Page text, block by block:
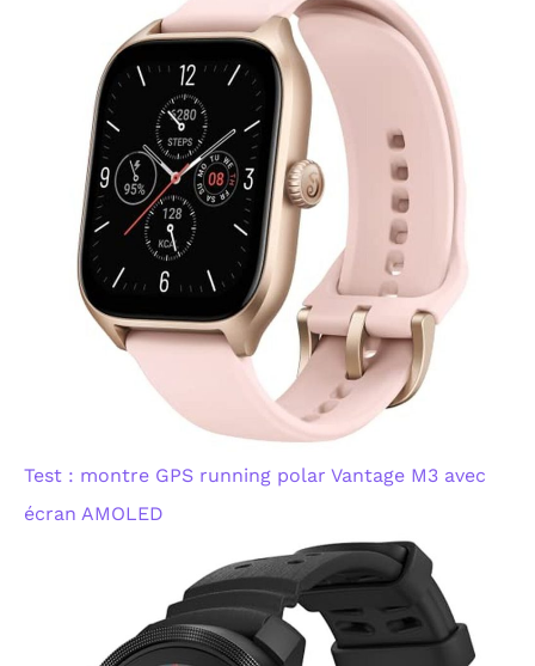
Test : montre GPS running polar Vantage M3 avec
écran AMOLED